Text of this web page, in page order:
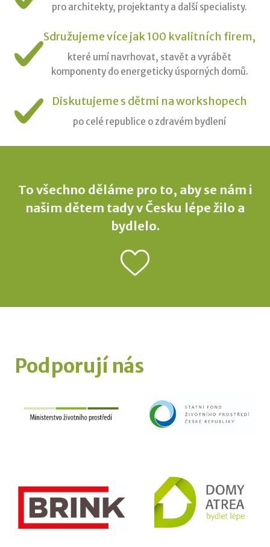
pro architekty, projektanty a další specialisty.
Sdružujeme více jak 100 kvalitních firem,
které umí navrhovat, stavět a vyrábět
komponenty do energeticky úsporných domů.
Diskutujeme s dětmi na workshopech
po celé republice o zdravém bydlení
To všechno děláme pro to, aby se nám i
našim dětem tadyv Česku lépe žilo a
bydlelo.
Podporují nás